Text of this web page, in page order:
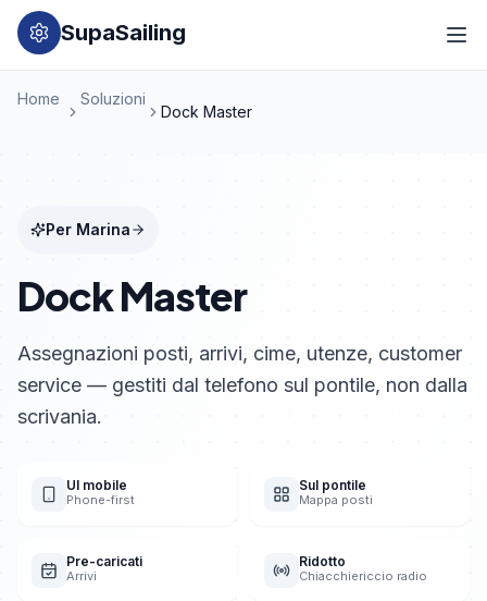
SupaSailing
Home Soluzioni
Dock Master
Per Marina
Dock Master
Assegnazioni posti, arrivi, cime, utenze, customer
service — gestiti dal telefono sul pontile, non dalla
scrivania.
UI mobile
Phone-first
Sul pontile
Mappa posti
Pre-caricati
Arrivi
Ridotto
Chiacchiericcio radio